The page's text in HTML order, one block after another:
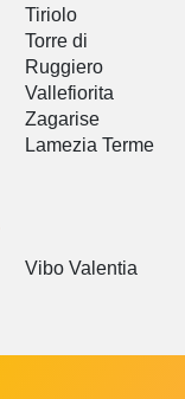
Tiriolo
Torre di
Ruggiero
Vallefiorita
Zagarise
Lamezia Terme
Vibo Valentia